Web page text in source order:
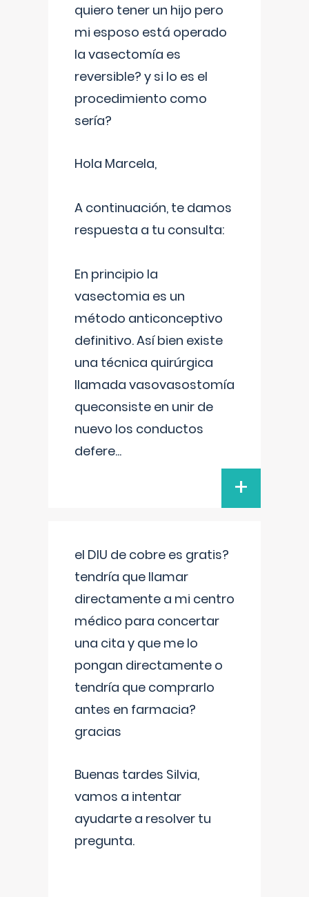
quiero tener un hijo pero
mi esposo está operado
la vasectomía es
reversible? y si lo es el
procedimiento como
sería?
Hola Marcela,
A continuación, te damos
respuesta a tu consulta:
En principio la
vasectomia es un
método anticonceptivo
definitivo. Así bien existe
una técnica quirúrgica
llamada vasovasostomía
queconsiste en unir de
nuevo los conductos
defere...
+
el DIU de cobre es gratis?
tendría que llamar
directamente a mi centro
médico para concertar
una cita y que me lo
pongan directamente o
tendría que comprarlo
antes en farmacia?
gracias
Buenas tardes Silvia,
vamos a intentar
ayudarte a resolver tu
pregunta.